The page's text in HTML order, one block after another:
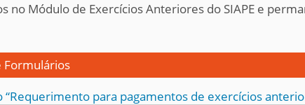
no Módulo de Exercícios Anteriores do SIAPE e
Formulários
“Requerimento para pagamentos de exercícios